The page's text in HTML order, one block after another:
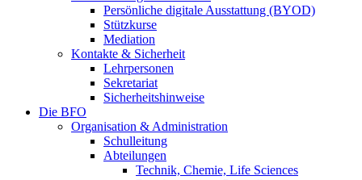
Persönliche digitale Ausstattung (BYOD)
Stützkurse
Mediation
Kontakte & Sicherheit
Lehrpersonen
Sekretariat
Sicherheitshinweise
Die BFO
Organisation & Administration
Schulleitung
Abteilungen
Technik, Chemie, Life Sciences